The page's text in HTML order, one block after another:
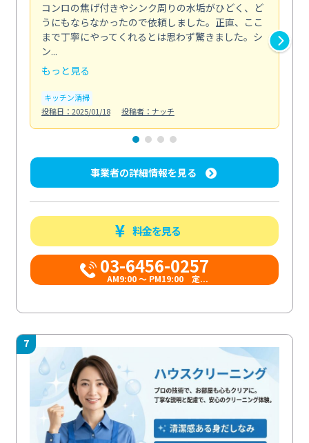
コンロの焦げ付きやシンク周りの水垢がひどく、ど
うにもならなかったので依頼しました。正直、ここ
まで丁寧にやってくれるとは思わず驚きました。シ
ン...
もっと見る
キッチン清掃
投稿日：2025/01/18
投稿者：ナッチ
事業者の詳細情報を見る
料金を見る
03-6456-0257
AM9:00 ～ PM19:00 定...
7